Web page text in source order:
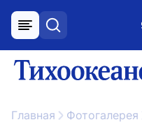
меню поиск
Главная Фотогалерея